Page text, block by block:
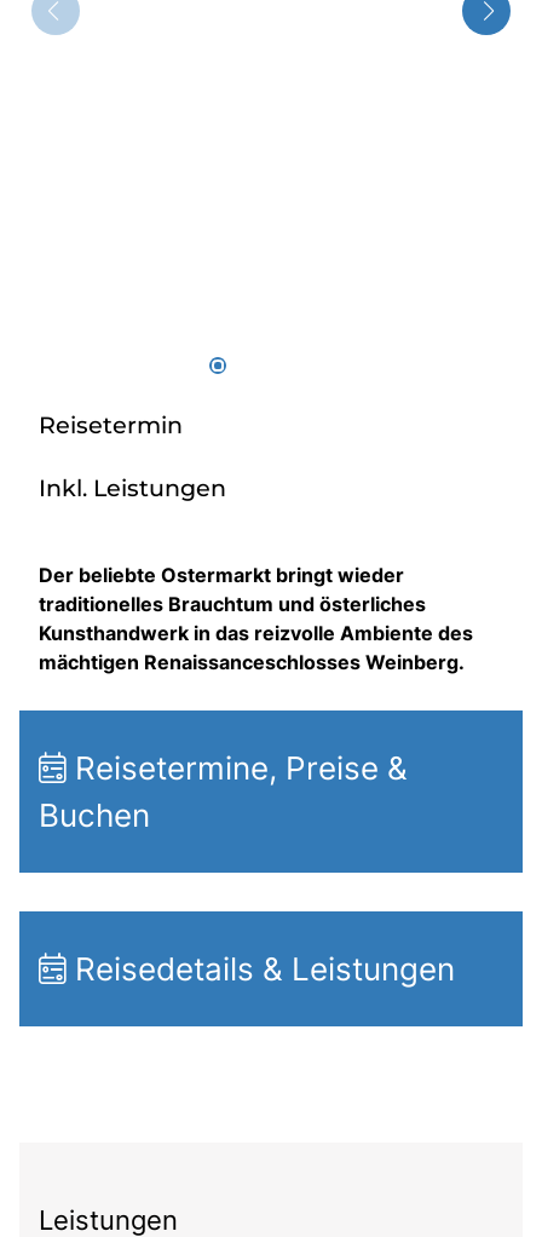
Reisetermin
Inkl. Leistungen
Der beliebte Ostermarkt bringt wieder
traditionelles Brauchtum und österliches
Kunsthandwerk in das reizvolle Ambiente des
mächtigen Renaissanceschlosses Weinberg.
Reisetermine, Preise &
Buchen
Reisedetails & Leistungen
Leistungen